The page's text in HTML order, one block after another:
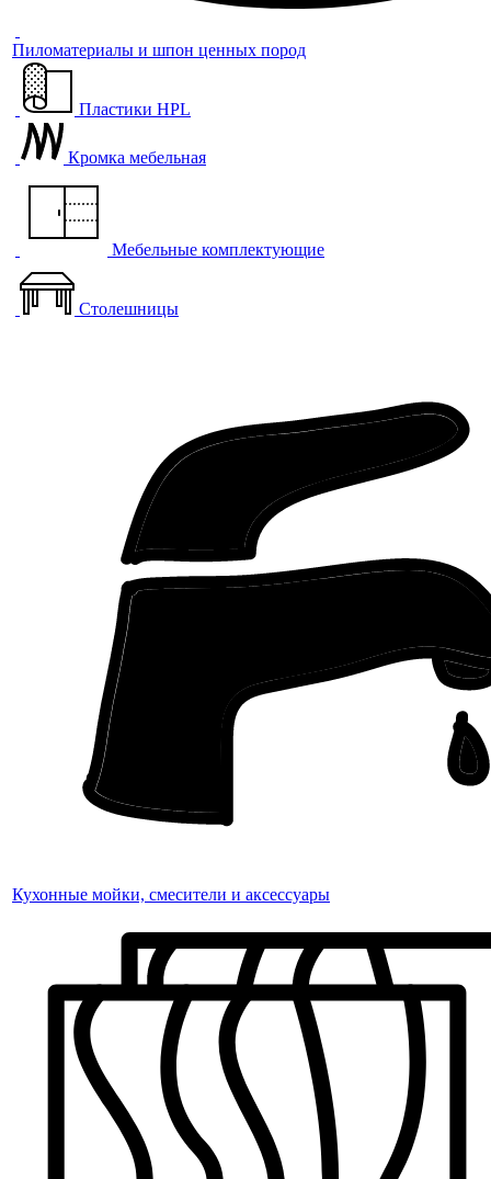
Пиломатериалы и шпон ценных пород
Пластики HPL
Кромка мебельная
Мебельные комплектующие
Столешницы
Кухонные мойки, смесители и аксессуары